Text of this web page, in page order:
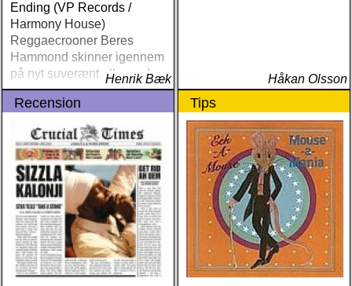
Ending (VP Records /
Harmony House)
Reggaecrooner Beres
Hammond skinner igennem
på nyt suverænt album, der
måske er hans bedste
gennem tiderne
Henrik Bæk Håkan Olsson
Recension Tips